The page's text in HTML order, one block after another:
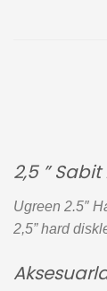
2,5 ”
Ugreen 2.5″
2,5” hard